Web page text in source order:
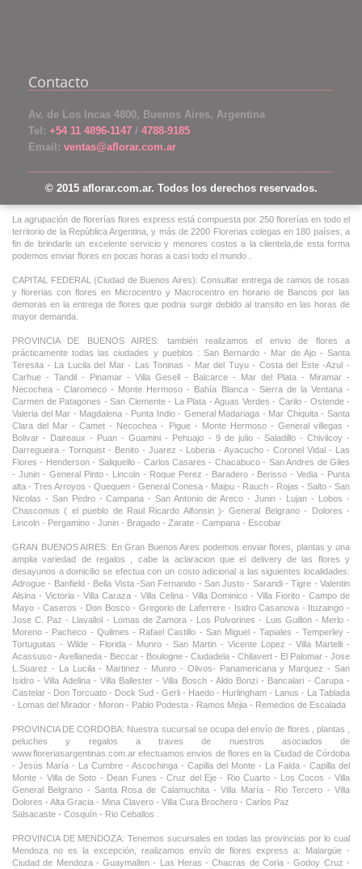
Contacto
Av. de Los Incas 4800, Buenos Aires, Argentina
Tel: +54 11 4896-1147 / 4788-9185
Email: ventas@aflorar.com.ar
© 2015 aflorar.com.ar. Todos los derechos reservados.
La agrupación de florerías flores express está compuesta por 250 florerías en todo el
territorio de la República Argentina, y más de 2200 Florerias colegas en 180 países, a
fin de brindarle un excelente servicio y menores costos a la clientela,de esta forma
podemos enviar flores en pocas horas a casi todo el mundo .
CAPITAL FEDERAL (Ciudad de Buenos Aires): Consultar entrega de ramos de rosas
y florerias con flores en Microcentro y Macrocentro en horario de Bancos por las
demoras en la entrega de flores que podria surgir debido al transito en las horas de
mayor demanda.
PROVINCIA DE BUENOS AIRES: también realizamos el envio de flores a
prácticamente todas las ciudades y pueblos : San Bernardo - Mar de Ajo - Santa
Teresita - La Lucila del Mar - Las Toninas - Mar del Tuyu - Costa del Este -Azul -
Carhue - Tandil - Pinamar - Villa Gesell - Balcarce - Mar del Plata - Miramar -
Necochea - Claromeco - Monte Hermoso - Bahía Blanca - Sierra de la Ventana -
Carmen de Patagones - San Clemente - La Plata - Aguas Verdes - Carilo - Ostende -
Valeria del Mar - Magdalena - Punta Indio - General Madariaga - Mar Chiquita - Santa
Clara del Mar - Camet - Necochea - Pigue - Monte Hermoso - General villegas -
Bolivar - Daireaux - Puan - Guamini - Pehuajo - 9 de julio - Saladillo - Chivilcoy -
Darregueira - Tornquist - Benito - Juarez - Loberia - Ayacucho - Coronel Vidal - Las
Flores - Henderson - Saliquello - Carlos Casares - Chacabuco - San Andres de Giles
- Junin - General Pinto - Lincoln - Roque Perez - Baradero - Berisso - Vedia - Punta
alta - Tres Arroyos - Quequen - General Conesa - Maipu - Rauch - Rojas - Salto - San
Nicolas - San Pedro - Campana - San Antonio de Areco - Junin - Lujan - Lobos -
Chascomus ( el pueblo de Raul Ricardo Alfonsin )- General Belgrano - Dolores -
Lincoln - Pergamino - Junin - Bragado - Zarate - Campana - Escobar
GRAN BUENOS AIRES: En Gran Buenos Aires podemos enviar flores, plantas y una
amplia variedad de regalos , cabe la aclaracion que el delivery de las flores y
desayunos a domicilio se efectua con un costo adicional a las siguientes localidades:
Adrogue - Banfield - Bella Vista -San Fernando - San Justo - Sarandi - Tigre - Valentin
Alsina - Victoria - Villa Caraza - Villa Celina - Villa Dominico - Villa Fiorito - Campo de
Mayo - Caseros - Don Bosco - Gregorio de Laferrere - Isidro Casanova - Ituzaingo -
Jose C. Paz - Llavallol - Lomas de Zamora - Los Polvorines - Luis Guillon - Merlo -
Moreno - Pacheco - Quilmes - Rafael Castillo - San Miguel - Tapiales - Temperley -
Tortuguitas - Wilde - Florida - Munro - San Martin - Vicente Lopez - Villa Martelli -
Acassuso - Avellaneda - Beccar - Boulogne - Ciudadela - Chilavert - El Palomar - Jose
L.Suarez - La Lucila - Martinez - Munro - Olivos- Panamericana y Marquez - San
Isidro - Villa Adelina - Villa Ballester - Villa Bosch - Aldo Bonzi - Bancalari - Carupa -
Castelar - Don Torcuato - Dock Sud - Gerli - Haedo - Hurlingham - Lanus - La Tablada
- Lomas del Mirador - Moron - Pablo Podesta - Ramos Mejia - Remedios de Escalada
PROVINCIA DE CORDOBA: Nuestra sucursal se ocupa del envío de flores , plantas ,
peluches y regalos a traves de nuestros asociados de
www.floreriasargentinas.com.ar efectuamos envios de flores en la Ciudad de Córdoba
- Jesús María - La Cumbre - Ascochinga - Capilla del Monte - La Falda - Capilla del
Monte - Villa de Soto - Dean Funes - Cruz del Eje - Rio Cuarto - Los Cocos - Villa
General Belgrano - Santa Rosa de Calamuchita - Villa María - Rio Tercero - Villa
Dolores - Alta Gracia - Mina Clavero - Villa Cura Brochero - Carlos Paz
Salsacaste - Cosquín - Rio Ceballos .
PROVINCIA DE MENDOZA: Tenemos sucursales en todas las provincias por lo cual
Mendoza no es la excepción, realizamos envío de flores express a: Malargüe -
Ciudad de Mendoza - Guaymallen - Las Heras - Chacras de Coria - Godoy Cruz -